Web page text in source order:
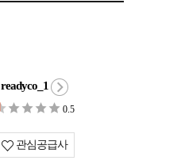
readyco_1
0.5
관심공급사